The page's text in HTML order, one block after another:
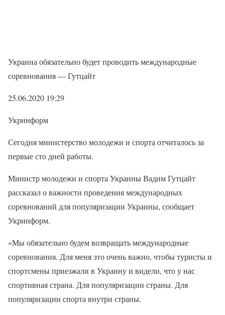
Украина обязательно будет проводить международные
соревнования — Гутцайт
25.06.2020 19:29
Укринформ
Сегодня министерство молодежи и спорта отчиталось за
первые сто дней работы.
Министр молодежи и спорта Украины Вадим Гутцайт
рассказал о важности проведения международных
соревнований для популяризации Украины, сообщает
Укринформ.
«Мы обязательно будем возвращать международные
соревнования. Для меня это очень важно, чтобы туристы и
спортсмены приезжали в Украину и видели, что у нас
спортивная страна. Для популяризации страны. Для
популяризации спорта внутри страны.